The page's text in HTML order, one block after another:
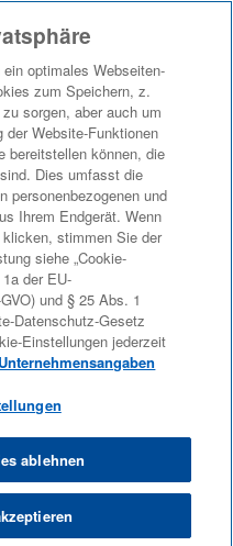
Sprache
optimales Webseiten-
zum Speichern, z.
sorgen, aber auch um
Website-Funktionen
bereitstellen können, die
Dies umfasst die
personenbezogenen und
Ihrem Endgerät. Wenn
klicken, stimmen Sie der
siehe „Cookie-
der EU-
und § 25 Abs. 1
Datenschutz-Gesetz
Einstellungen jederzeit
ablehnen